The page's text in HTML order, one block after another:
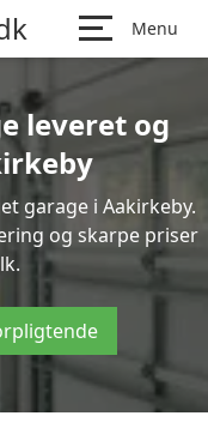
Menu
leveret og
garage i Aakirkeby.
og skarpe priser